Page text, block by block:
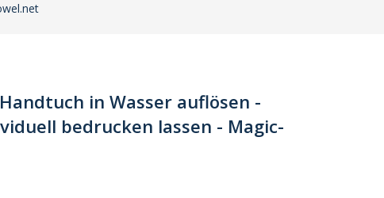
in Wasser auflösen -
bedrucken lassen - Magic-